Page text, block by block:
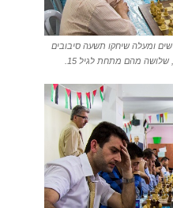
ומעלה שיחקו תשעה סיבובים